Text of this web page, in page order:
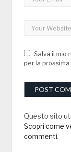
Salva il mio
per la
Questo sito
Scopri come
commenti.